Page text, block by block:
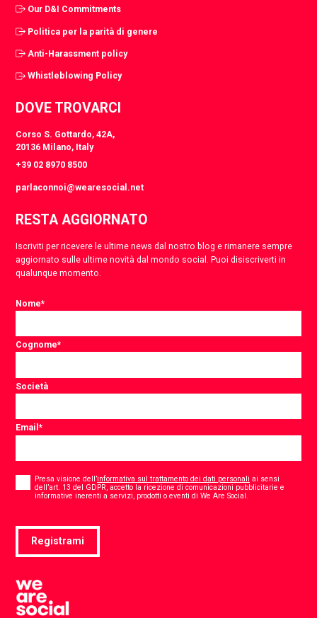
Our D&I Commitments
Politica per la parità di genere
Anti-Harassment policy
Whistleblowing Policy
DOVE TROVARCI
Corso S. Gottardo, 42A,
20136 Milano, Italy
+39 02 8970 8500
parlaconnoi@wearesocial.net
RESTA AGGIORNATO
Iscriviti per ricevere le ultime news dal nostro blog e rimanere sempre
aggiornato sulle ultime novità dal mondo social. Puoi disiscriverti in
qualunque momento.
Nome*
Cognome*
Società
Email*
Consent
Presa visione dell’informativa sul trattamento dei dati personali ai sensi
dell’art. 13 del GDPR, accetto la ricezione di comunicazioni pubblicitarie e
informative inerenti a servizi, prodotti o eventi di We Are Social.
Registrami